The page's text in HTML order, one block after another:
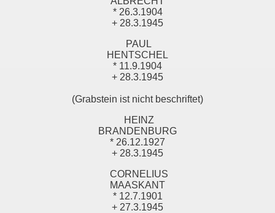
* 26.3.1904
+ 28.3.1945
PAUL
HENTSCHEL
* 11.9.1904
+ 28.3.1945
(Grabstein ist nicht beschriftet)
HEINZ
BRANDENBURG
* 26.12.1927
+ 28.3.1945
CORNELIUS
MAASKANT
* 12.7.1901
+ 27.3.1945